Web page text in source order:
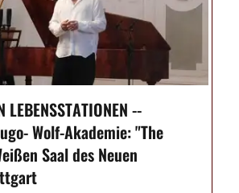
LEBENSSTATIONEN --
Wolf-Akademie: "The
Saal des Neuen